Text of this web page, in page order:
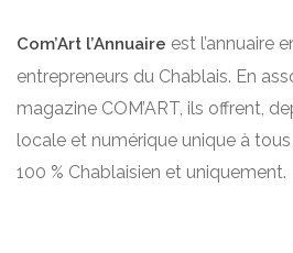
Com’Art l’Annuaire est l’annuaire
entrepreneurs du Chablais. En
magazine COM’ART, ils offrent,
locale et numérique unique à
100 % Chablaisien et uniquement.